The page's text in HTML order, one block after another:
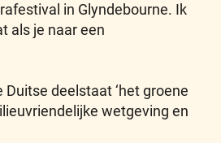
in Glyndebourne. Ik
als je naar een
deelstaat ‘het groene
wetgeving en